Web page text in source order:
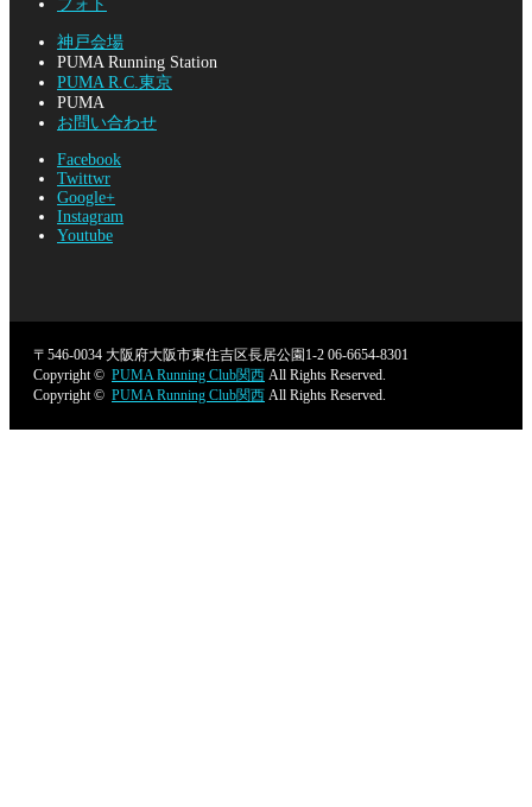
フォト
神戸会場
PUMA Running Station
PUMA R.C.東京
PUMA
お問い合わせ
Facebook
Twittwr
Google+
Instagram
Youtube
〒546-0034 大阪府大阪市東住吉区長居公園1-2 06-6654-8301
Copyright © PUMA Running Club関西 All Rights Reserved.
Copyright © PUMA Running Club関西 All Rights Reserved.